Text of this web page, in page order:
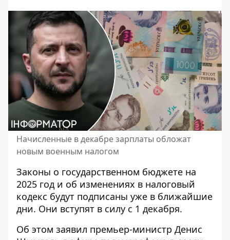
Начисленные в декабре зарплаты обложат
новым военным налогом
Законы о государственном бюджете на
2025 год и об изменениях в налоговый
кодекс будут подписаны уже в ближайшие
дни. Они вступят в силу с 1 декабря.
Об этом заявил премьер-министр Денис